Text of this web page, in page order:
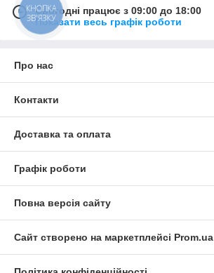
Сьогодні працює з 09:00 до 18:00
Показати весь графік роботи
Про нас
Контакти
Доставка та оплата
Графік роботи
Повна версія сайту
Сайт створено на маркетплейсі Prom.ua
КНОПКА
ЗВ'ЯЗКУ